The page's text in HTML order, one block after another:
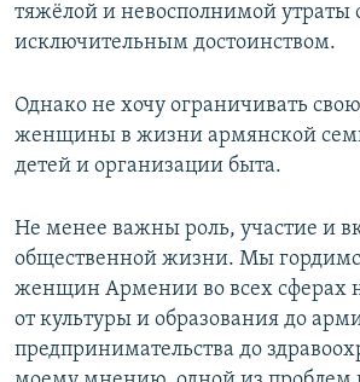
тяжёлой и невосполнимой утраты
исключительным достоинством.
Однако не хочу ограничивать
женщины в жизни армянской
детей и организации быта.
Не менее важны роль, участие и
общественной жизни. Мы
женщин Армении во всех сферах
от культуры и образования до
предпринимательства до